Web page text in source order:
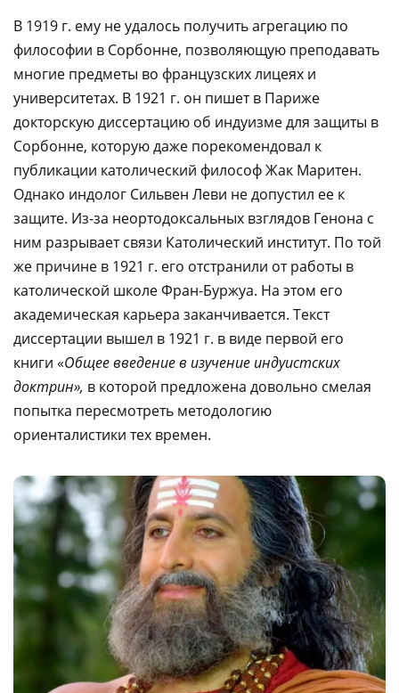
В 1919 г. ему не удалось получить агрегацию по
философии в Сорбонне, позволяющую преподавать
многие предметы во французских лицеях и
университетах. В 1921 г. он пишет в Париже
докторскую диссертацию об индуизме для защиты в
Сорбонне, которую даже порекомендовал к
публикации католический философ Жак Маритен.
Однако индолог Сильвен Леви не допустил ее к
защите. Из-за неортодоксальных взглядов Генона с
ним разрывает связи Католический институт. По той
же причине в 1921 г. его отстранили от работы в
католической школе Фран-Буржуа. На этом его
академическая карьера заканчивается. Текст
диссертации вышел в 1921 г. в виде первой его
книги «Общее введение в изучение индуистских
доктрин», в которой предложена довольно смелая
попытка пересмотреть методологию
ориенталистики тех времен.